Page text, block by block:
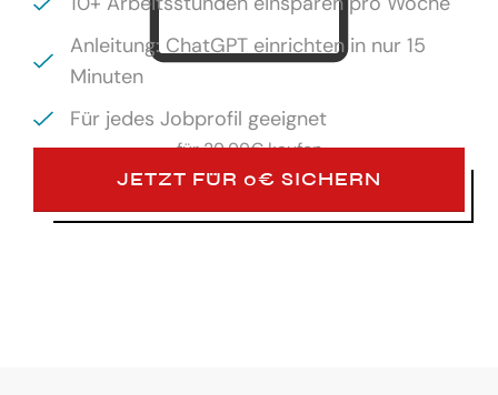
Anleitung: ChatGPT einrichten in nur 15
Minuten
Für jedes Jobprofil geeignet
für29,99€ kaufen
JETZT FÜR 0€ SICHERN